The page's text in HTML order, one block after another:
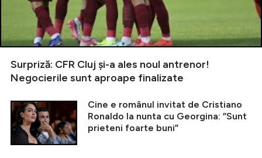
Surpriză: CFR Cluj și-a ales noul antrenor!
Negocierile sunt aproape finalizate
Cine e românul invitat de Cristiano
Ronaldo la nunta cu Georgina: ”Sunt
prieteni foarte buni”